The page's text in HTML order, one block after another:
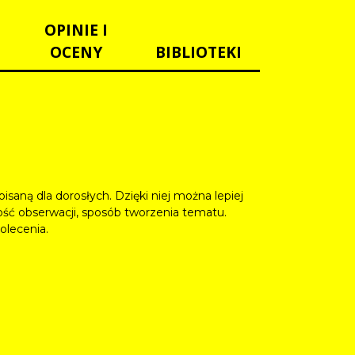
OPINIE I
OCENY
BIBLIOTEKI
dla dorosłych. Dzięki niej można lepiej
obserwacji, sposób tworzenia tematu.